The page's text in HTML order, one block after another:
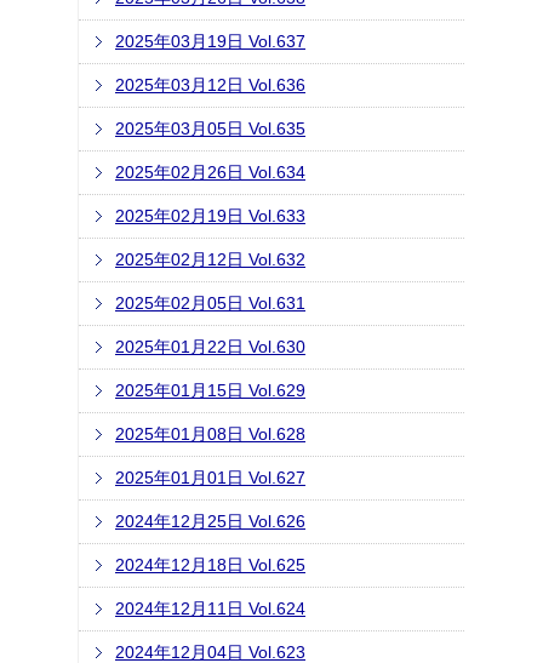
2025年03月19日 Vol.637
2025年03月12日 Vol.636
2025年03月05日 Vol.635
2025年02月26日 Vol.634
2025年02月19日 Vol.633
2025年02月12日 Vol.632
2025年02月05日 Vol.631
2025年01月22日 Vol.630
2025年01月15日 Vol.629
2025年01月08日 Vol.628
2025年01月01日 Vol.627
2024年12月25日 Vol.626
2024年12月18日 Vol.625
2024年12月11日 Vol.624
2024年12月04日 Vol.623